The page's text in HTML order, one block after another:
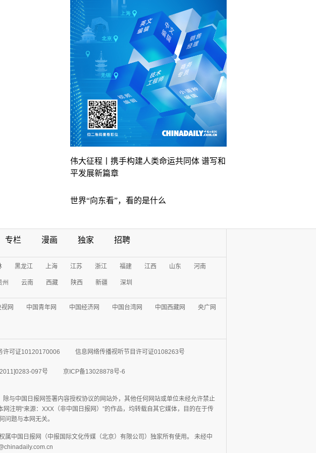
伟大征程丨携手构建人类命运共同体 谱写和
平发展新篇章
世界“向东看”，看的是什么
专栏 漫画 独家 招聘
黑龙江 上海 江苏 浙江 福建 江西 山东 河南
州 云南 西藏 陕西 新疆 深圳
视网 中国青年网 中国经济网 中国台湾网 中国西藏网 央广网
许可证10120170006 信息网络传播视听节目许可证0108263号
097号 京ICP备13028878号-6
与中国日报网签署内容授权协议的网站外，其他任何网站或单位未经允许禁止
注明“来源：XXX（非中国日报网）”的作品，均转载自其它媒体，目的在于传
问题与本网无关。
中国日报网（中报国际文化传媒（北京）有限公司）独家所有使用。 未经中